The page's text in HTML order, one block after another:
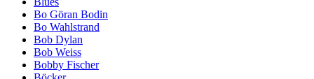
Bo Göran Bodin
Bo Wahlstrand
Bob Dylan
Bob Weiss
Bobby Fischer